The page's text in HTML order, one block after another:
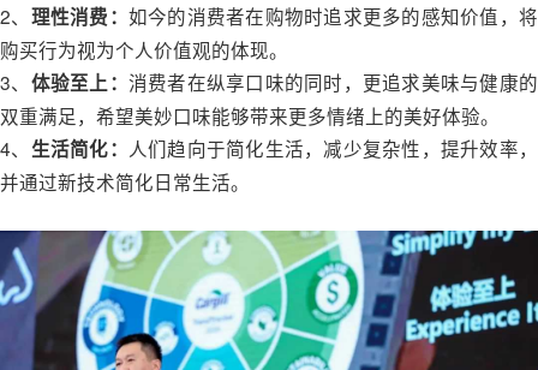
2、 理性消费： 如今的消费者在购物时追求更多的感知价值，将
购买行为视为个人价值观的体现。
3、 体验至上： 消费者在纵享口味的同时，更追求美味与健康的
双重满足，希望美妙口味能够带来更多情绪上的美好体验。
4、 生活简化： 人们趋向于简化生活，减少复杂性，提升效率，
并通过新技术简化日常生活。